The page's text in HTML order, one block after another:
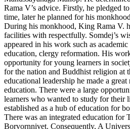
Rama V’s advice. Firstly, he pledged
time, later he planned for his
During his monkhood, King Rama V.
facilities with respectfully. Somdej’s
appeared in his work such as
education, clergy reformation. His
opportunity for young learners in
for the nation and Buddhist religion at
educational leadership he made a
education. There were a large
learners who wanted to study for their
established as a hub of education for
There was an integrated education for
Borvornnivet. Consequently, A